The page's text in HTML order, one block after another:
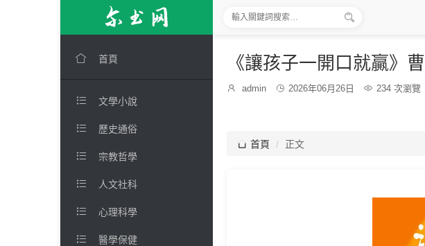

 首頁
 文學小說
 歷史通俗
 宗教哲學
 人文社科
 心理科學
 醫學保健
《讓孩子一開口就贏》

博
admin  發
2026年06月26日  234 次瀏覽
 首頁 正文